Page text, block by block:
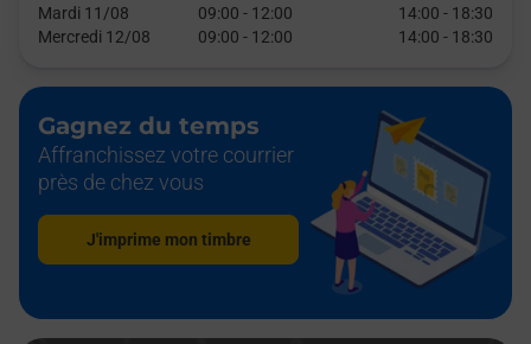
Mardi 11/08
09:00 - 12:00 14:00 - 18:30
Mercredi 12/08
09:00 - 12:00 14:00 - 18:30
Gagnez du temps
Affranchissez votre courrier
près de chez vous
J'imprime mon timbre